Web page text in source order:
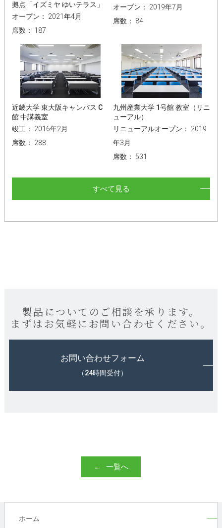
拠点「イズミヤ ゆいテラス」
オープン： 2021年4月
席数： 187
オープン： 2019年7月
席数： 84
近畿大学 東大阪キャンパス C
館 中講義室
竣工： 2016年2月
席数： 288
九州産業大学 1号館 教室（リニ
ューアル）
リニューアルオープン： 2019
年3月
席数： 531
すべて見る
製品についてのご相談を承ります。
まずはお気軽にお問い合わせください。
お問い合わせフォーム
（24時間受付）
一覧へ
ホーム